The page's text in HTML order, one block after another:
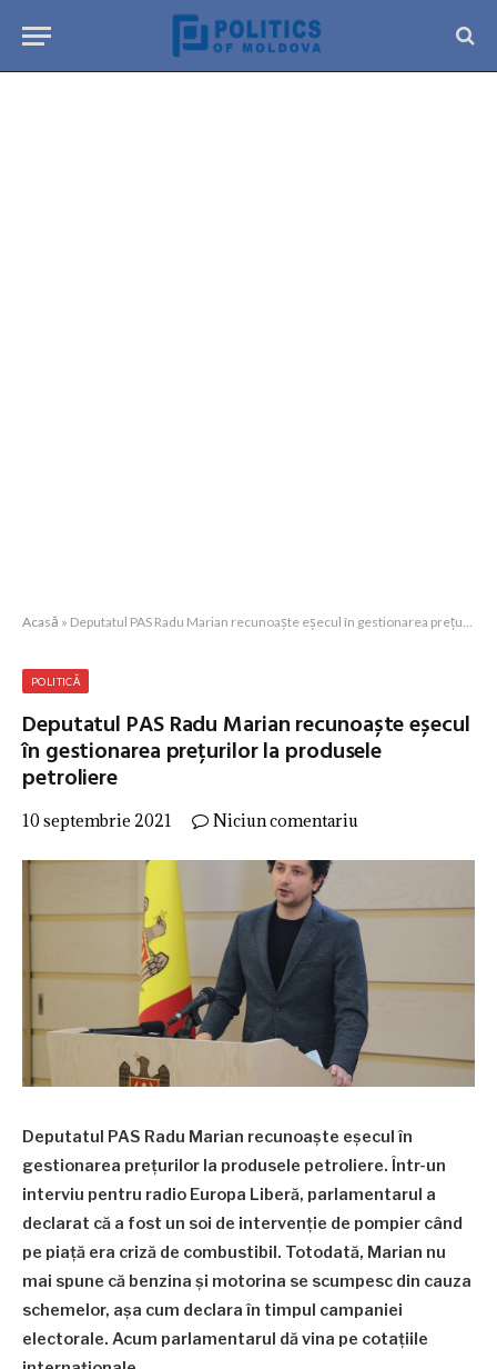
Acasă » Deputatul PAS Radu Marian recunoaște eșecul în gestionarea prețurilor la produsele petroliere
POLITICĂ
Deputatul PAS Radu Marian recunoaște eșecul
în gestionarea prețurilor la produsele
petroliere
10 septembrie 2021 Niciun comentariu
Deputatul PAS Radu Marian recunoaște eșecul în
gestionarea prețurilor la produsele petroliere. Într-un
interviu pentru radio Europa Liberă, parlamentarul a
declarat că a fost un soi de intervenție de pompier când
pe piață era criză de combustibil. Totodată, Marian nu
mai spune că benzina și motorina se scumpesc din cauza
schemelor, așa cum declara în timpul campaniei
electorale. Acum parlamentarul dă vina pe cotațiile